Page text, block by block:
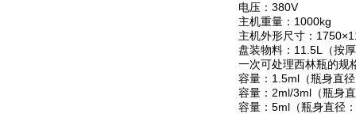
电压：380V
主机重量：1000kg
主机外形尺寸：
盘装物料：11.5L（按
一次可处理西林瓶的规
容量：1.5ml（瓶身直
容量：2ml/3ml（瓶身
容量：5ml（瓶身直径